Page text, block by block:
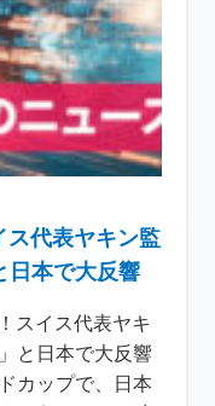
ス代表ヤキン監
日本で大反響
スイス代表ヤキ
と日本で大反響
カップで、日本